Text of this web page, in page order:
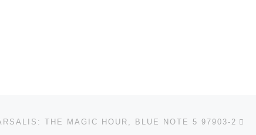
THE MAGIC HOUR, BLUE NOTE 5 97903-2